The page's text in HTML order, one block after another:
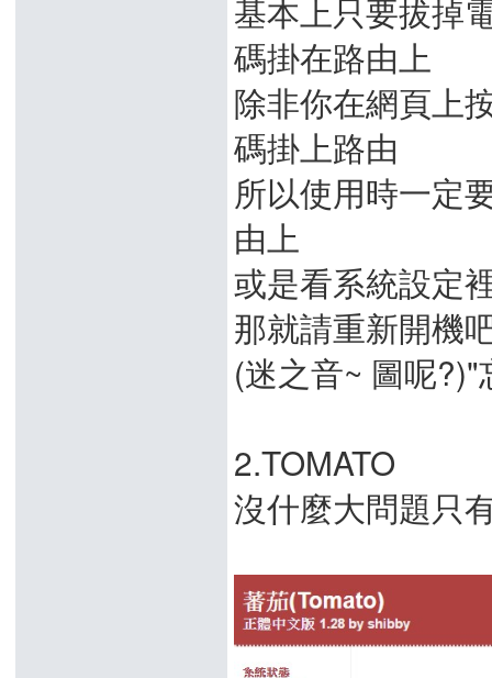
基本上只要拔掉
碼掛在路由上
除非你在網頁上
碼掛上路由
所以使用時一定
由上
或是看系統設定
那就請重新開機
(迷之音~ 圖呢?)"
2.TOMATO
沒什麼大問題只